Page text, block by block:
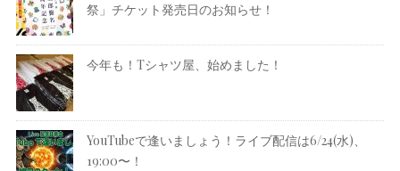
祭」チケット発売日のお知らせ！
今年も！Tシャツ屋、始めました！
YouTubeで逢いましょう！ライブ配信は6/24(水)、
19:00〜！